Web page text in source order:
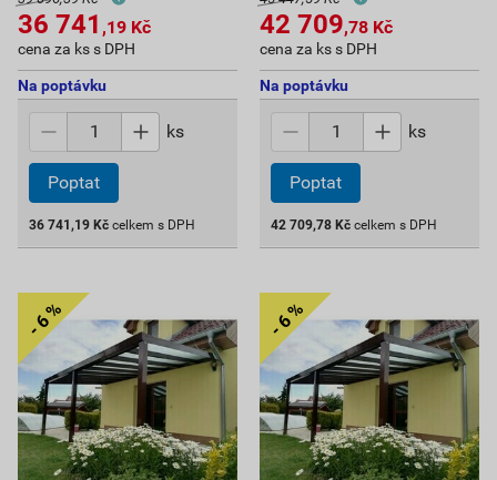
36 741 ,19 Kč
cena za ks s DPH
Na poptávku
ks
Poptat
36 741,19 Kč celkem s DPH
42 709,78 Kč
cena za ks s DPH
Na poptávku
ks
Poptat
42 709,78 Kč celkem s DPH